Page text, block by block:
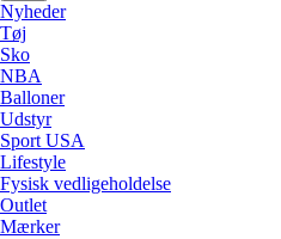
Nyheder
Tøj
Sko
NBA
Balloner
Udstyr
Sport USA
Lifestyle
Fysisk vedligeholdelse
Outlet
Mærker